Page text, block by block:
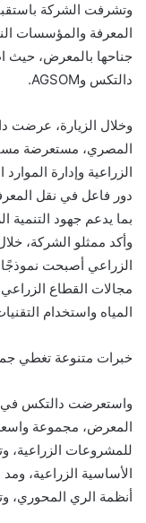
وتشرفت الشركة
المعرفة والمؤسسات
جناحها بالمعرض، حيث
دالتكس وAGSOM.
وخلال الزيارة، عرضت
المصري، مستعرضة
الزراعية وإدارة
دور فاعل في نقل
بما يدعم جهود التنمية
وأكد ممثلو الشركة،
الزراعي أصبحت نموذجًا
مجالات القطاع
المياه واستخدام
خبرات متنوعة تغطي
واستعرضت دالتكس في
المعرض، مجموعة
للمشروعات الزراعية،
الأساسية الزراعية،
أنظمة الري المحوري،